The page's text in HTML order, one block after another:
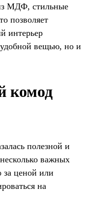
МДФ, стильные
позволяет
интерьер
удобной вещью, но и
комод
полезной и
важных
за ценой или
на